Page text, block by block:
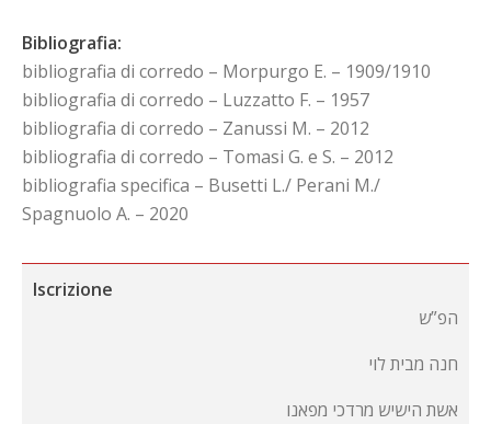
Bibliografia:
bibliografia di corredo – Morpurgo E. – 1909/1910
bibliografia di corredo – Luzzatto F. – 1957
bibliografia di corredo – Zanussi M. – 2012
bibliografia di corredo – Tomasi G. e S. – 2012
bibliografia specifica – Busetti L./ Perani M./
Spagnuolo A. – 2020
Iscrizione
הפ”ש
חנה מבית לוי
אשת הישיש מרדכי מפאנו